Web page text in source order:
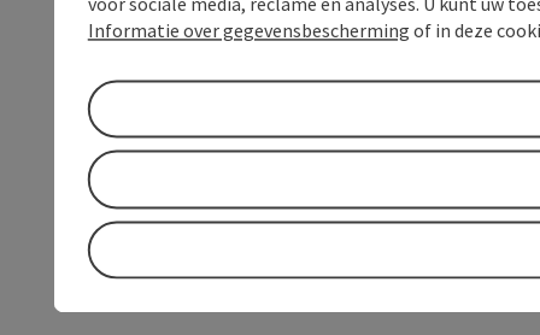
Informatie over gegevensbescherming of in deze